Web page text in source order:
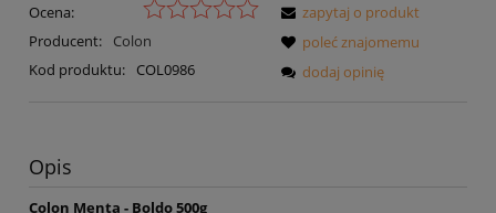
Ocena:
Producent:
Colon
Kod produktu:
COL0986
zapytaj o produkt
poleć znajomemu
dodaj opinię
Opis
Colon Menta - Boldo 500g